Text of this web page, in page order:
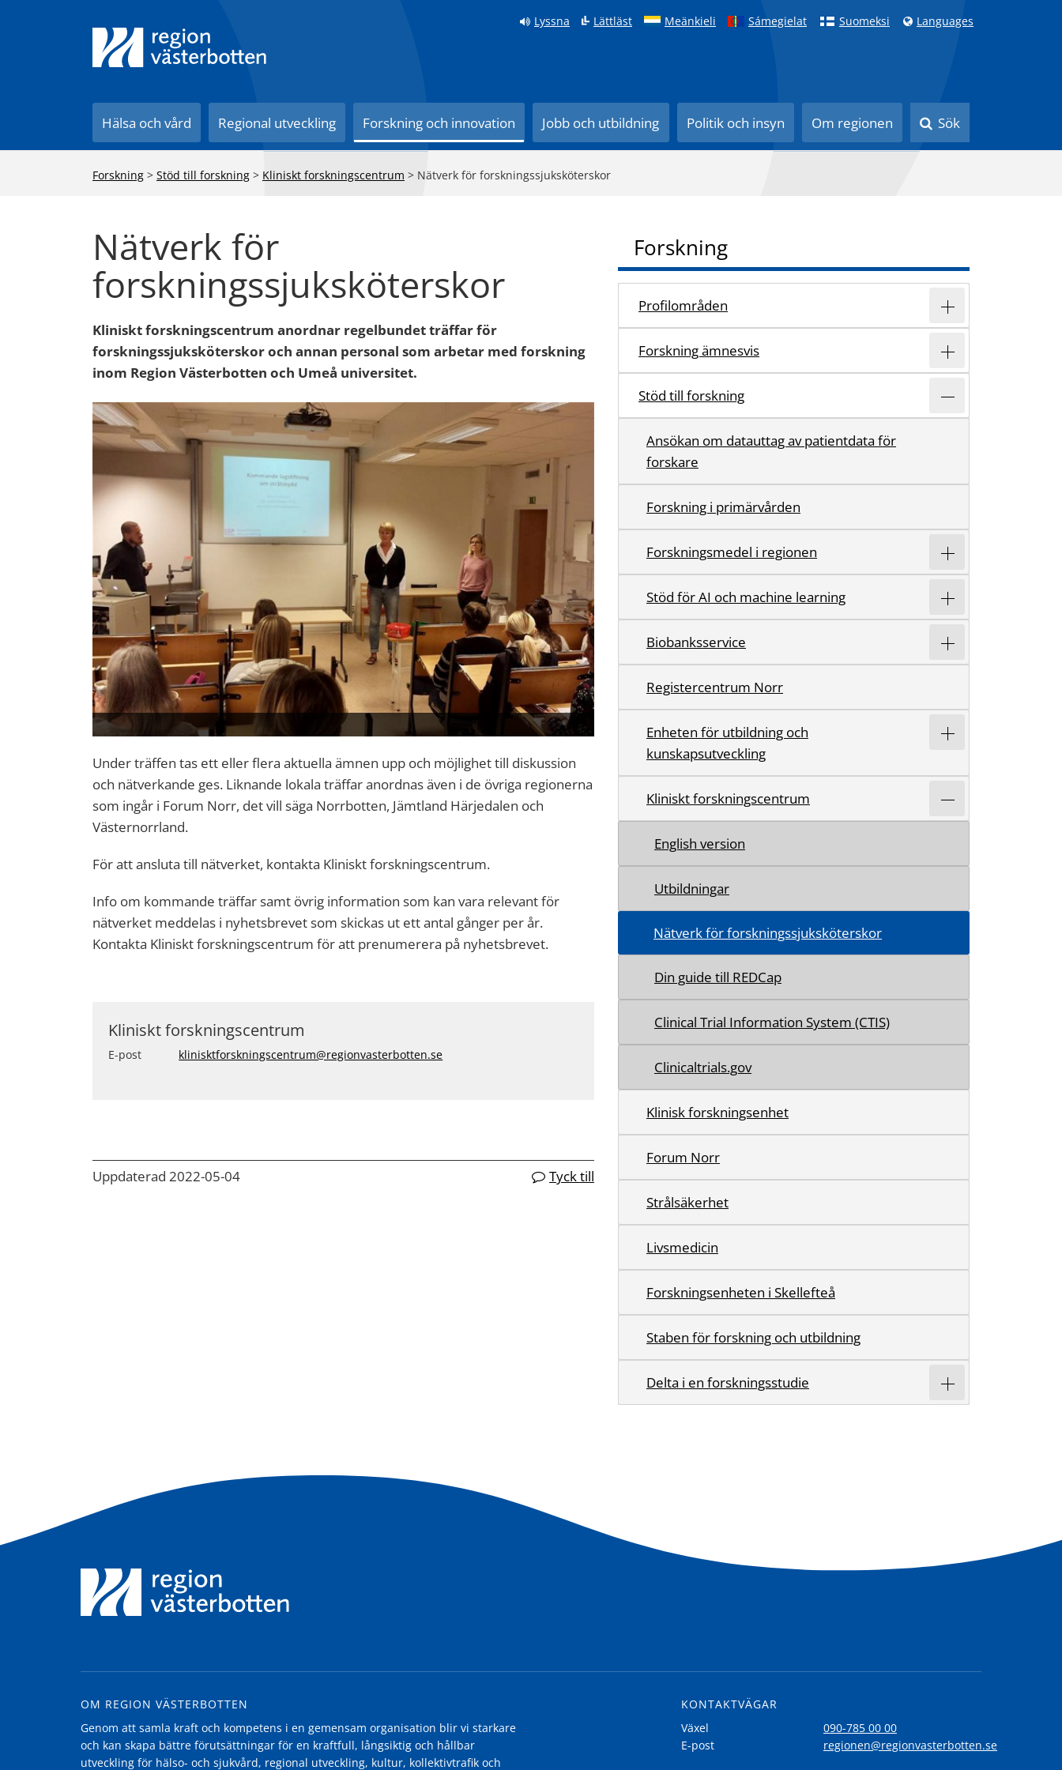
Lyssna Lättläst Meänkieli Sámegielat Suomeksi Languages
Hälsa och vård Regional utveckling Forskning och innovation Jobb och utbildning Politik och insyn Om regionen Sök
Forskning > Stöd till forskning > Kliniskt forskningscentrum > Nätverk för forskningssjuksköterskor
Nätverk för
forskningssjuksköterskor
Kliniskt forskningscentrum anordnar regelbundet träffar för
forskningssjuksköterskor och annan personal som arbetar med forskning
inom Region Västerbotten och Umeå universitet.
Under träffen tas ett eller flera aktuella ämnen upp och möjlighet till diskussion
och nätverkande ges. Liknande lokala träffar anordnas även i de övriga regionerna
som ingår i Forum Norr, det vill säga Norrbotten, Jämtland Härjedalen och
Västernorrland.
För att ansluta till nätverket, kontakta Kliniskt forskningscentrum.
Info om kommande träffar samt övrig information som kan vara relevant för
nätverket meddelas i nyhetsbrevet som skickas ut ett antal gånger per år.
Kontakta Kliniskt forskningscentrum för att prenumerera på nyhetsbrevet.
Kliniskt forskningscentrum
E-post klinisktforskningscentrum@regionvasterbotten.se
Uppdaterad 2022-05-04 Tyck till
Forskning
Profilområden
Forskning ämnesvis
Stöd till forskning
Ansökan om datauttag av patientdata för
forskare
Forskning i primärvården
Forskningsmedel i regionen
Stöd för AI och machine learning
Biobanksservice
Registercentrum Norr
Enheten för utbildning och
kunskapsutveckling
Kliniskt forskningscentrum
English version
Utbildningar
Nätverk för forskningssjuksköterskor
Din guide till REDCap
Clinical Trial Information System (CTIS)
Clinicaltrials.gov
Klinisk forskningsenhet
Forum Norr
Strålsäkerhet
Livsmedicin
Forskningsenheten i Skellefteå
Staben för forskning och utbildning
Delta i en forskningsstudie
OM REGION VÄSTERBOTTEN
Genom att samla kraft och kompetens i en gemensam organisation blir vi starkare
och kan skapa bättre förutsättningar för en kraftfull, långsiktig och hållbar
utveckling för hälso- och sjukvård, regional utveckling, kultur, kollektivtrafik och
KONTAKTVÄGAR
Växel
090-785 00 00
E-post
regionen@regionvasterbotten.se